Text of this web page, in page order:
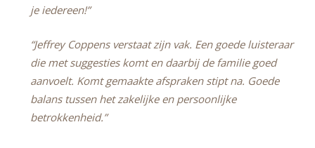
je iedereen!”
“Jeffrey Coppens verstaat zijn vak. Een goede luisteraar
die met suggesties komt en daarbij de familie goed
aanvoelt. Komt gemaakte afspraken stipt na. Goede
balans tussen het zakelijke en persoonlijke
betrokkenheid.”